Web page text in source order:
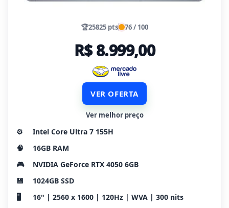
🏆25825 pts 76 / 100
R$ 8.999,00
VER OFERTA
Ver melhor preço
⚙️
Intel Core Ultra 7 155H
🧠
16GB RAM
🎮
NVIDIA GeForce RTX 4050 6GB
💾
1024GB SSD
🖥️
16" | 2560 x 1600 | 120Hz | WVA | 300 nits